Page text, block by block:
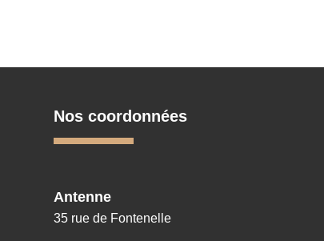
Nos coordonnées
Antenne
35 rue de Fontenelle